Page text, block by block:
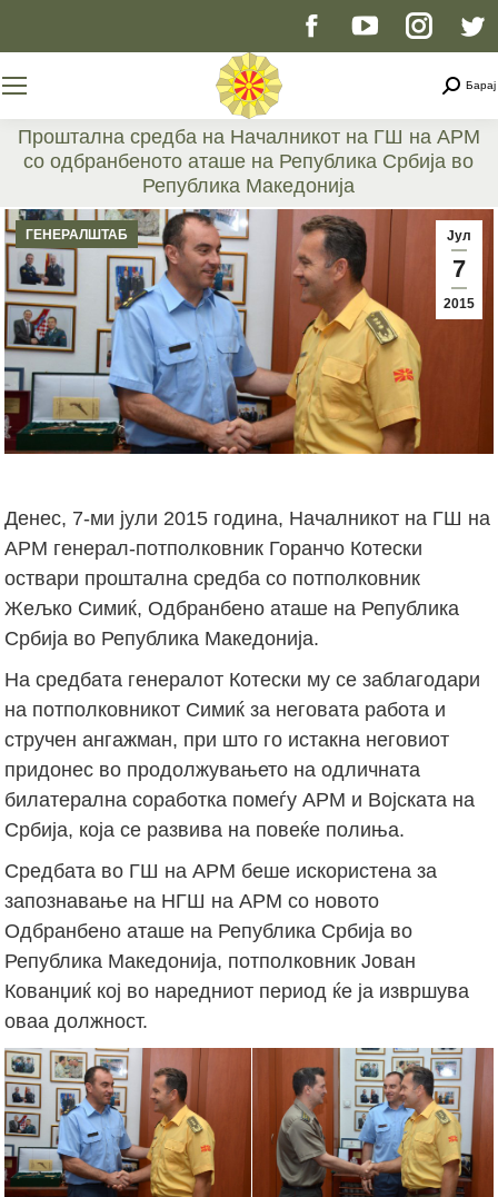
Facebook
opens
in
new
window
YouTube
opens
new
page
opens
new
window
Барај
Проштална средба на Началникот на ГШ на АРМ
со одбранбеното аташе на Република Србија во
Република Македонија
You are here:
Јул
7
2015
ГЕНЕРАЛШТАБ
Денес, 7-ми јули 2015 година, Началникот на ГШ на
АРМ генерал-потполковник Горанчо Котески
оствари проштална средба со потполковник
Жељко Симиќ, Одбранбено аташе на Република
Србија во Република Македонија.
На средбата генералот Котески му се заблагодари
на потполковникот Симиќ за неговата работа и
стручен ангажман, при што го истакна неговиот
придонес во продолжувањето на одличната
билатерална соработка помеѓу АРМ и Војската на
Србија, која се развива на повеќе полиња.
Средбата во ГШ на АРМ беше искористена за
запознавање на НГШ на АРМ со новото
Одбранбено аташе на Република Србија во
Република Македонија, потполковник Јован
Кованџиќ кој во наредниот период ќе ја извршува
оваа должност.